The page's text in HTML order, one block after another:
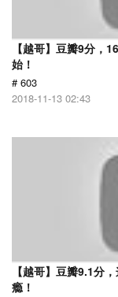
【越哥】豆瓣9分，
始！
# 603
2018-11-13 02:43
【越哥】豆瓣9.1分
瘾！